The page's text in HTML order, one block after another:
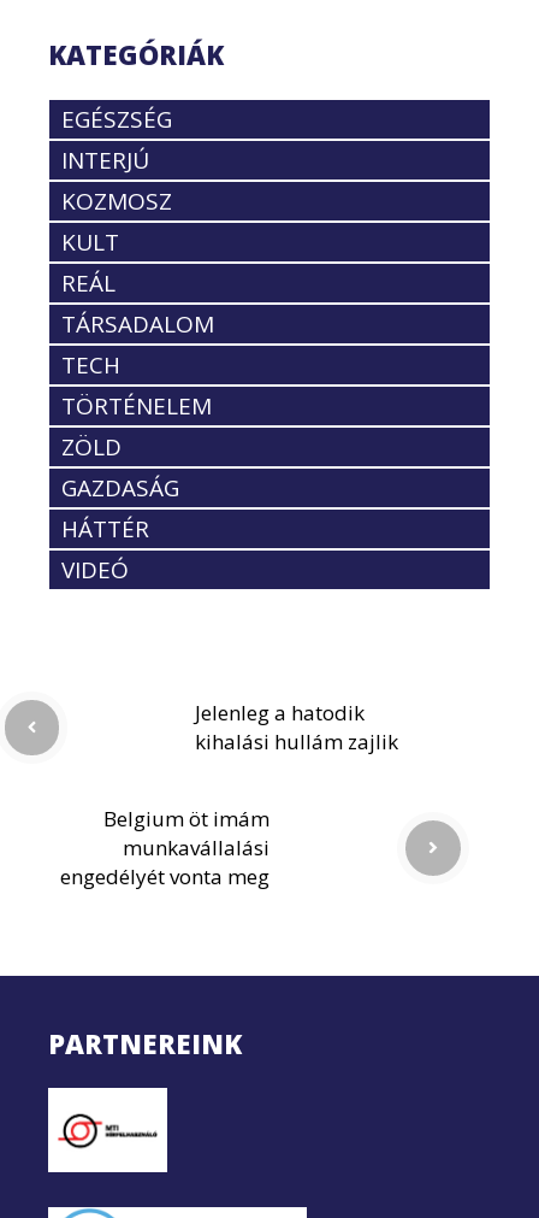
KATEGÓRIÁK
EGÉSZSÉG
INTERJÚ
KOZMOSZ
KULT
REÁL
TÁRSADALOM
TECH
TÖRTÉNELEM
ZÖLD
GAZDASÁG
HÁTTÉR
VIDEÓ
Jelenleg a hatodik
kihalási hullám zajlik
Belgium öt imám
munkavállalási
engedélyét vonta meg
PARTNEREINK